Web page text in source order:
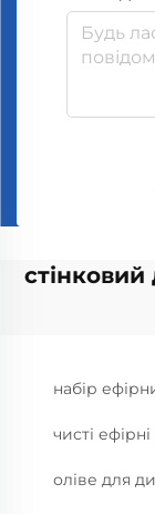
набір
чисті
оліве для